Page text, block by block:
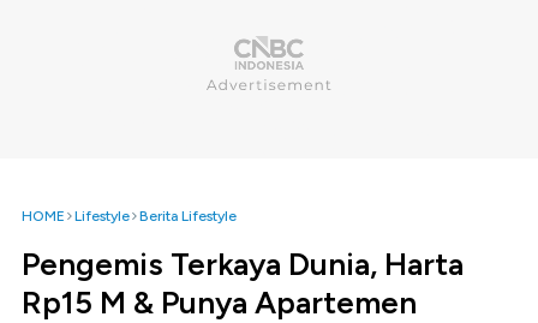
HOME Lifestyle Berita Lifestyle
Pengemis Terkaya Dunia, Harta
Rp15 M & Punya Apartemen